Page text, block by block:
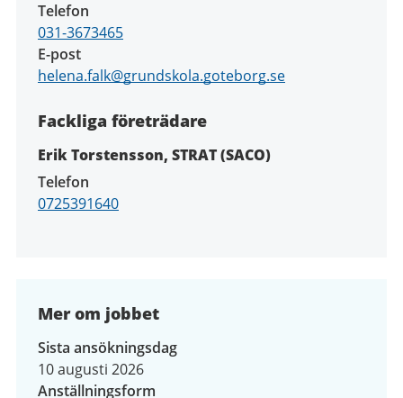
Telefon
031-3673465
E-post
helena.falk@grundskola.goteborg.se
Fackliga företrädare
Erik Torstensson, STRAT (SACO)
Telefon
0725391640
Mer om jobbet
Sista ansökningsdag
10 augusti 2026
Anställningsform